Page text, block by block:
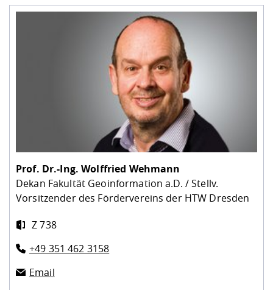
Prof. Dr.-Ing.Wolffried Wehmann
Dekan Fakultät Geoinformation a.D. / Stellv.
Vorsitzender des Fördervereins der HTW Dresden
Z 738
+49 351 462 3158
Email